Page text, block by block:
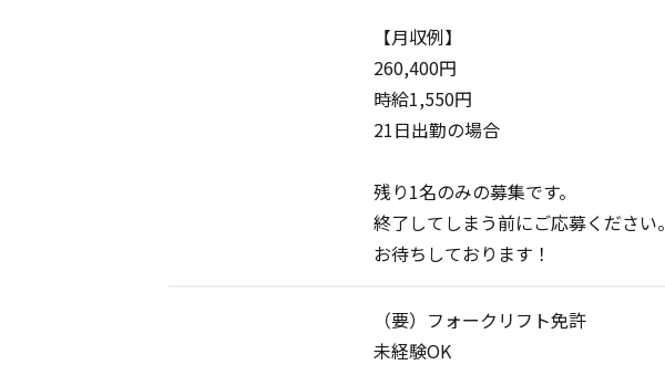
【月収例】
260,400円
時給1,550円
21日出勤の場合
残り1名のみの募集です。
終了してしまう前にご応募ください。
お待ちしております！
（要）フォークリフト免許
未経験OK